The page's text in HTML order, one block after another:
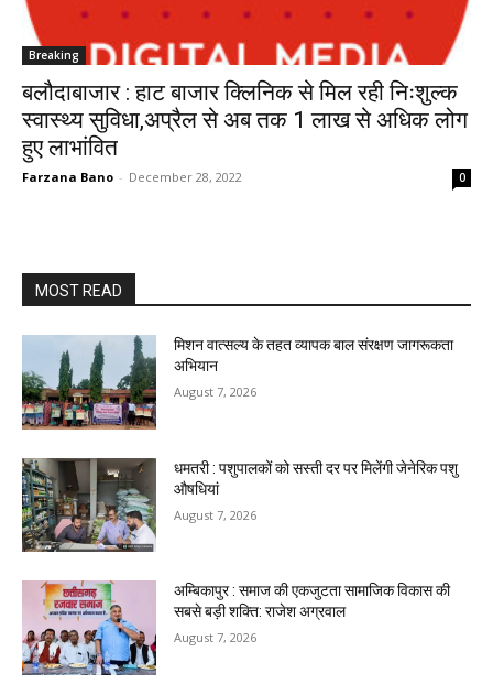
Breaking
बलौदाबाजार : हाट बाजार क्लिनिक से मिल रही निःशुल्क
स्वास्थ्य सुविधा,अप्रैल से अब तक 1 लाख से अधिक लोग
हुए लाभांवित
Farzana Bano - December 28, 2022 0
MOST READ
मिशन वात्सल्य के तहत व्यापक बाल संरक्षण जागरूकता
अभियान
August 7, 2026
धमतरी : पशुपालकों को सस्ती दर पर मिलेंगी जेनेरिक पशु
औषधियां
August 7, 2026
अम्बिकापुर : समाज की एकजुटता सामाजिक विकास की
सबसे बड़ी शक्ति: राजेश अग्रवाल
August 7, 2026